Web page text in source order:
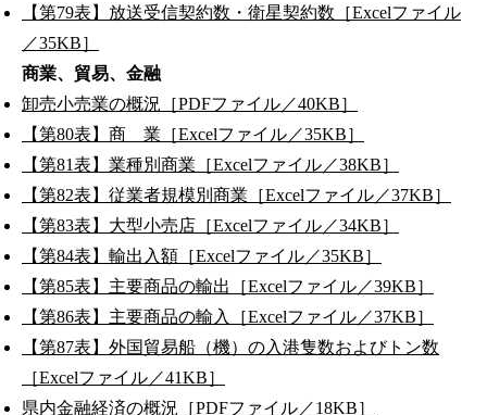
【第79表】放送受信契約数・衛星契約数［Excelファイル
／35KB］
商業、貿易、金融
卸売小売業の概況［PDFファイル／40KB］
【第80表】商 業［Excelファイル／35KB］
【第81表】業種別商業［Excelファイル／38KB］
【第82表】従業者規模別商業［Excelファイル／37KB］
【第83表】大型小売店［Excelファイル／34KB］
【第84表】輸出入額［Excelファイル／35KB］
【第85表】主要商品の輸出［Excelファイル／39KB］
【第86表】主要商品の輸入［Excelファイル／37KB］
【第87表】外国貿易船（機）の入港隻数およびトン数
［Excelファイル／41KB］
県内金融経済の概況［PDFファイル／18KB］